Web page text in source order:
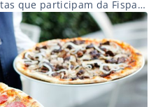
que participam da Fispal